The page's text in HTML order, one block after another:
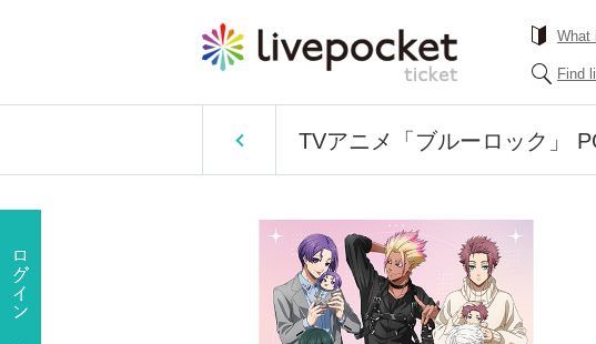
What
Find
TVアニメ「ブルーロック」